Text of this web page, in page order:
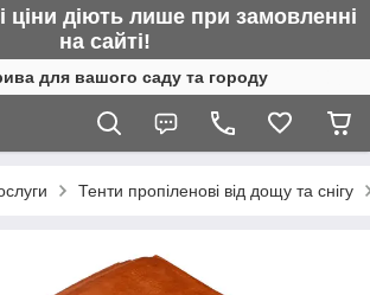
діють лише при замовленні
на сайті!
для вашого саду та городу
Тенти пропіленові від дощу та снігу